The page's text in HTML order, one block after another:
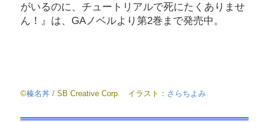
がいるのに、チュートリアルで死にたくありませ
ん！』は、GAノベルより第2巻まで発売中。
©榛名丼 / SB Creative Corp. イラスト： さらちよみ